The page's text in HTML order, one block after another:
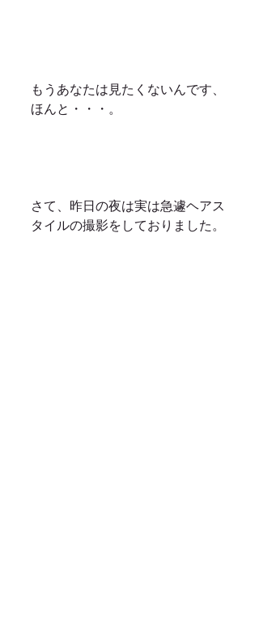
もうあなたは見たくないんです、
ほんと・・・。
さて、昨日の夜は実は急遽ヘアス
タイルの撮影をしておりました。